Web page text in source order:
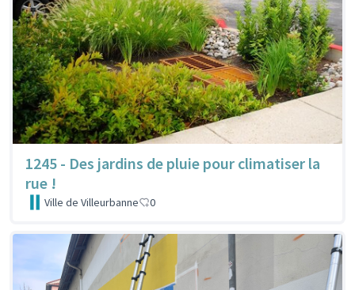
1245 - Des jardins de pluie pour climatiser la
rue !
Ville de Villeurbanne 0